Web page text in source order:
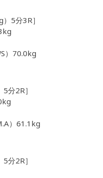
5分3R］
）70.0kg
分2R］
）61.1kg
分2R］